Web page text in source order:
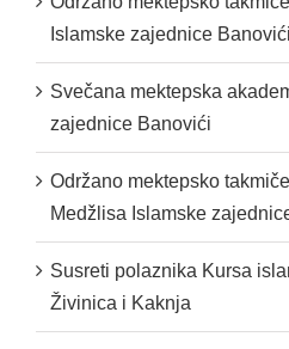
Islamske zajednice Banovići
Svečana mektepska
zajednice Banovići
Održano mektepsko
Medžlisa Islamske
Susreti polaznika Kursa
Živinica i Kaknja